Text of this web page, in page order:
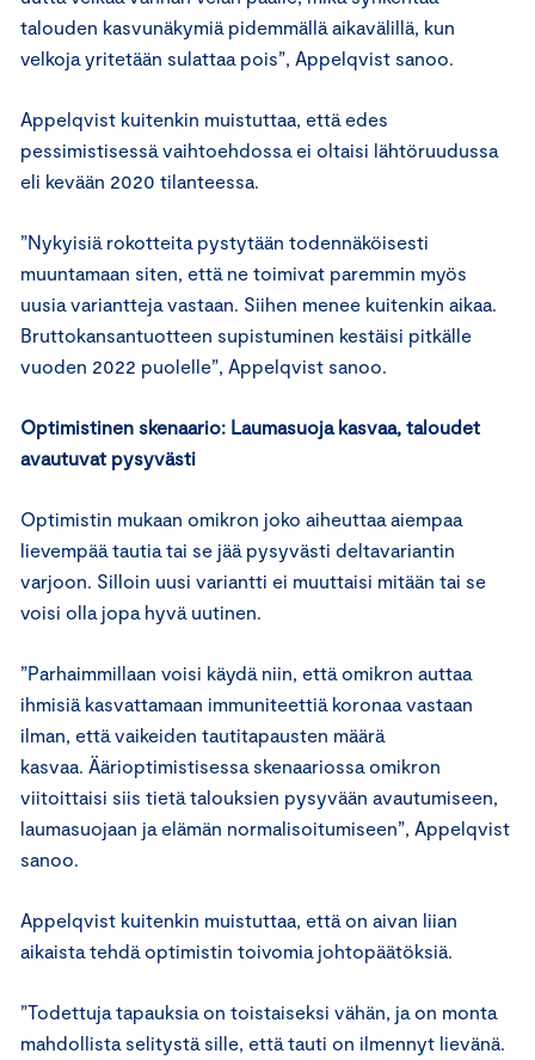
talouden kasvunäkymiä pidemmällä aikavälillä, kun
velkoja yritetään sulattaa pois”, Appelqvist sanoo.
Appelqvist kuitenkin muistuttaa, että edes
pessimistisessä vaihtoehdossa ei oltaisi lähtöruudussa
eli kevään 2020 tilanteessa.
”Nykyisiä rokotteita pystytään todennäköisesti
muuntamaan siten, että ne toimivat paremmin myös
uusia variantteja vastaan. Siihen menee kuitenkin aikaa.
Bruttokansantuotteen supistuminen kestäisi pitkälle
vuoden 2022 puolelle”, Appelqvist sanoo.
Optimistinen skenaario: Laumasuoja kasvaa, taloudet
avautuvat pysyvästi
Optimistin mukaan omikron joko aiheuttaa aiempaa
lievempää tautia tai se jää pysyvästi deltavariantin
varjoon. Silloin uusi variantti ei muuttaisi mitään tai se
voisi olla jopa hyvä uutinen.
”Parhaimmillaan voisi käydä niin, että omikron auttaa
ihmisiä kasvattamaan immuniteettiä koronaa vastaan
ilman, että vaikeiden tautitapausten määrä
kasvaa. Äärioptimistisessa skenaariossa omikron
viitoittaisi siis tietä talouksien pysyvään avautumiseen,
laumasuojaan ja elämän normalisoitumiseen”, Appelqvist
sanoo.
Appelqvist kuitenkin muistuttaa, että on aivan liian
aikaista tehdä optimistin toivomia johtopäätöksiä.
”Todettuja tapauksia on toistaiseksi vähän, ja on monta
mahdollista selitystä sille, että tauti on ilmennyt lievänä.